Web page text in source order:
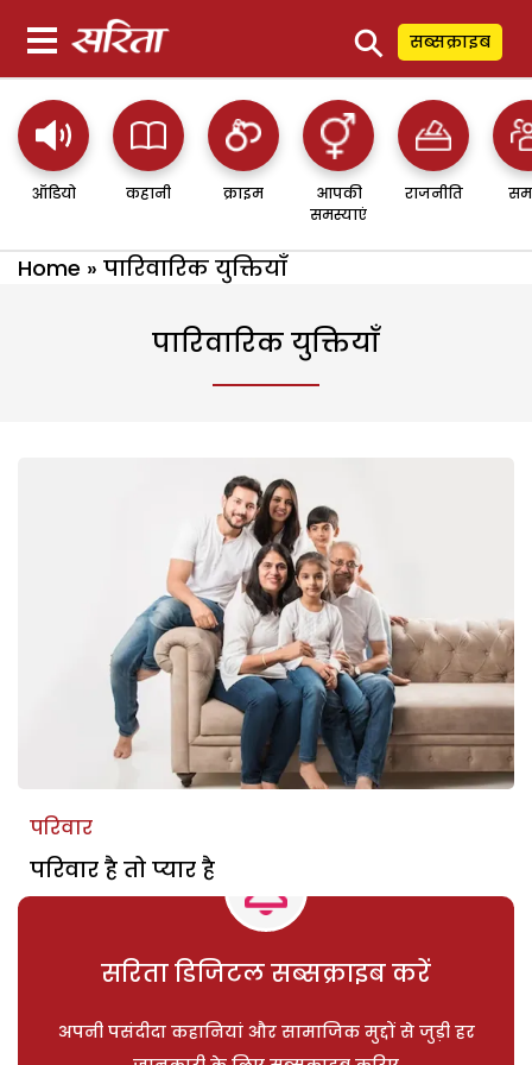
⚲ सब्सक्राइब
ऑडियो कहानी क्राइम
आपकी
समस्याएं
राजनीति
Home » पारिवारिक युक्तियाँ
पारिवारिक युक्तियाँ
परिवार
परिवार है तो प्यार है
सरिता डिजिटल सब्सक्राइब करें
अपनी पसंदीदा कहानियां और सामाजिक मुद्दों से जुड़ी हर